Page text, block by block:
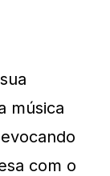
música
com o